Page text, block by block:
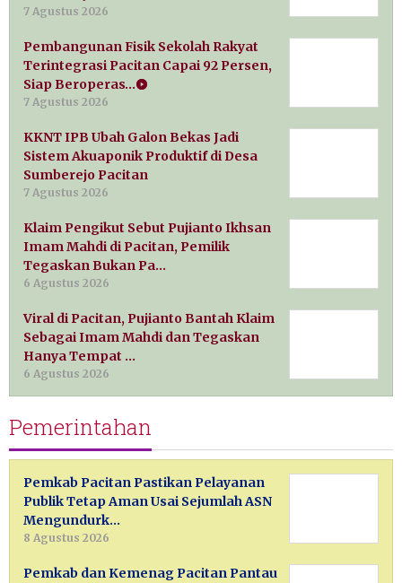
7 Agustus 2026
Pembangunan Fisik Sekolah Rakyat
Terintegrasi Pacitan Capai 92 Persen,
Siap Beroperas…
7 Agustus 2026
KKNT IPB Ubah Galon Bekas Jadi
Sistem Akuaponik Produktif di Desa
Sumberejo Pacitan
7 Agustus 2026
Klaim Pengikut Sebut Pujianto Ikhsan
Imam Mahdi di Pacitan, Pemilik
Tegaskan Bukan Pa…
6 Agustus 2026
Viral di Pacitan, Pujianto Bantah Klaim
Sebagai Imam Mahdi dan Tegaskan
Hanya Tempat …
6 Agustus 2026
Pemerintahan
Pemkab Pacitan Pastikan Pelayanan
Publik Tetap Aman Usai Sejumlah ASN
Mengundurk…
8 Agustus 2026
Pemkab dan Kemenag Pacitan Pantau